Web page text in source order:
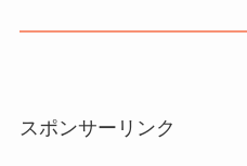
スポンサーリンク